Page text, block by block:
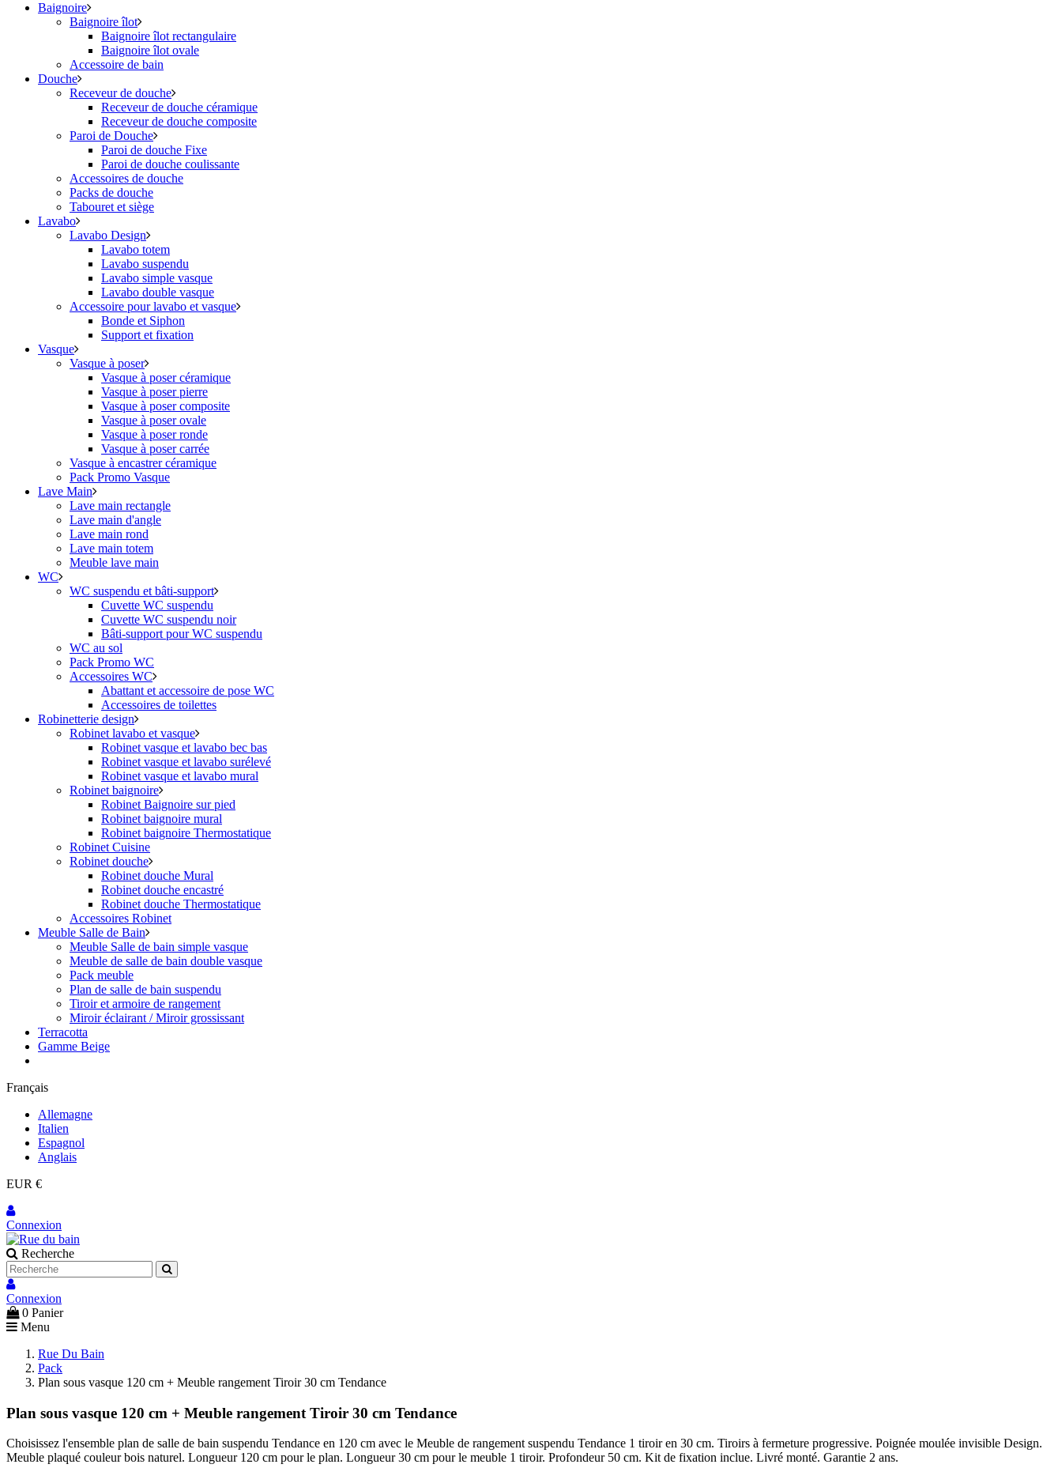
Baignoire
Baignoire îlot
Baignoire îlot rectangulaire
Baignoire îlot ovale
Accessoire de bain
Douche
Receveur de douche
Receveur de douche céramique
Receveur de douche composite
Paroi de Douche
Paroi de douche Fixe
Paroi de douche coulissante
Accessoires de douche
Packs de douche
Tabouret et siège
Lavabo
Lavabo Design
Lavabo totem
Lavabo suspendu
Lavabo simple vasque
Lavabo double vasque
Accessoire pour lavabo et vasque
Bonde et Siphon
Support et fixation
Vasque
Vasque à poser
Vasque à poser céramique
Vasque à poser pierre
Vasque à poser composite
Vasque à poser ovale
Vasque à poser ronde
Vasque à poser carrée
Vasque à encastrer céramique
Pack Promo Vasque
Lave Main
Lave main rectangle
Lave main d'angle
Lave main rond
Lave main totem
Meuble lave main
WC
WC suspendu et bâti-support
Cuvette WC suspendu
Cuvette WC suspendu noir
Bâti-support pour WC suspendu
WC au sol
Pack Promo WC
Accessoires WC
Abattant et accessoire de pose WC
Accessoires de toilettes
Robinetterie design
Robinet lavabo et vasque
Robinet vasque et lavabo bec bas
Robinet vasque et lavabo surélevé
Robinet vasque et lavabo mural
Robinet baignoire
Robinet Baignoire sur pied
Robinet baignoire mural
Robinet baignoire Thermostatique
Robinet Cuisine
Robinet douche
Robinet douche Mural
Robinet douche encastré
Robinet douche Thermostatique
Accessoires Robinet
Meuble Salle de Bain
Meuble Salle de bain simple vasque
Meuble de salle de bain double vasque
Pack meuble
Plan de salle de bain suspendu
Tiroir et armoire de rangement
Miroir éclairant / Miroir grossissant
Terracotta
Gamme Beige
Français
Allemagne
Italien
Espagnol
Anglais
EUR €
Connexion
Recherche
Connexion
0 Panier
Menu
Rue Du Bain
Pack
Plan sous vasque 120 cm + Meuble rangement Tiroir 30 cm Tendance
Plan sous vasque 120 cm + Meuble rangement Tiroir 30 cm Tendance
Choisissez l'ensemble plan de salle de bain suspendu Tendance en 120 cm avec le Meuble de rangement suspendu Tendance 1 tiroir en 30 cm. Tiroirs à fermeture progressive. Poignée moulée invisible Design.
Meuble plaqué couleur bois naturel. Longueur 120 cm pour le plan. Longueur 30 cm pour le meuble 1 tiroir. Profondeur 50 cm. Kit de fixation inclue. Livré monté. Garantie 2 ans.